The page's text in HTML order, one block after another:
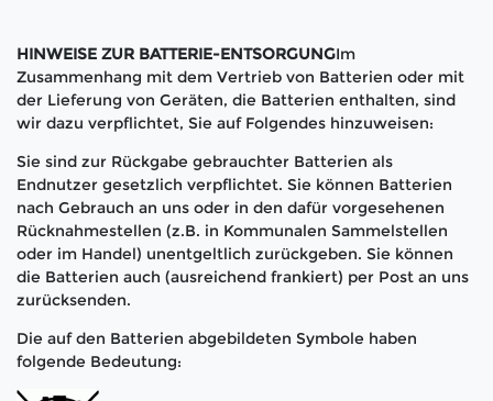
HINWEISE ZUR BATTERIE-ENTSORGUNGIm
Zusammenhang mit dem Vertrieb von Batterien oder mit
der Lieferung von Geräten, die Batterien enthalten, sind
wir dazu verpflichtet, Sie auf Folgendes hinzuweisen:
Sie sind zur Rückgabe gebrauchter Batterien als
Endnutzer gesetzlich verpflichtet. Sie können Batterien
nach Gebrauch an uns oder in den dafür vorgesehenen
Rücknahmestellen (z.B. in Kommunalen Sammelstellen
oder im Handel) unentgeltlich zurückgeben. Sie können
die Batterien auch (ausreichend frankiert) per Post an uns
zurücksenden.
Die auf den Batterien abgebildeten Symbole haben
folgende Bedeutung: